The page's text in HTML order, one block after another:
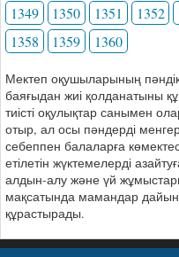
1349
1350 1351 1352
1358
1359 1360
Мектеп оқушыларының
баяғыдан жиі қолданатыны
тиісті оқулықтар санымен
отыр, ал осы пәндерді
себеппен балаларға
етілетін жүктемелерді
алдын-алу және үй
мақсатында мамандар
құрастырады.